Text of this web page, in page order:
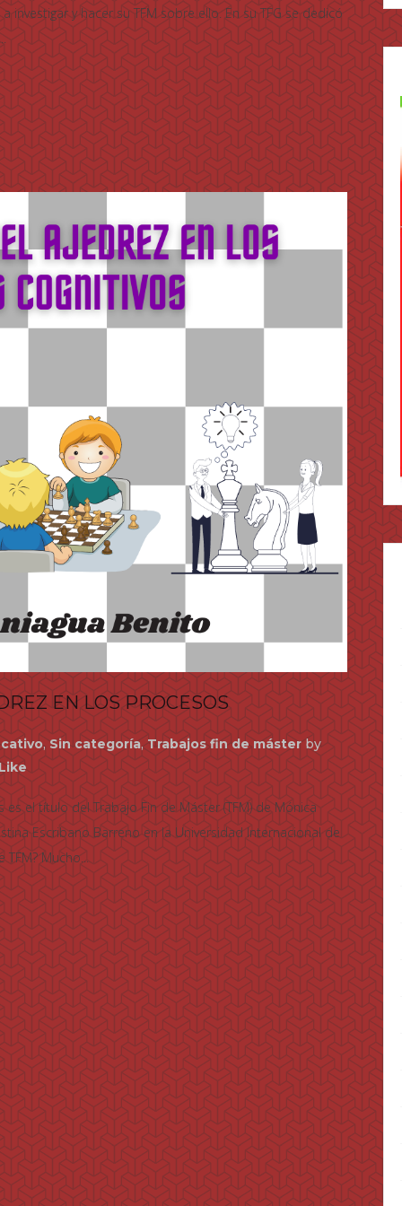
investigar y hacer su TFM sobre ello. En su TFG se dedicó
EN LOS PROCESOS
,Sin categoría,Trabajos fin de máster by
el título del Trabajo Fin de Máster (TFM) de Mónica
Escribano Barreno en la Universidad Internacional de
TFM? Mucho...